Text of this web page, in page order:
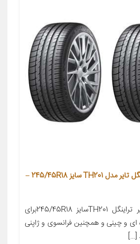
لاستیک خودرو تراینگل تایر مدل TH201 سایز 245/45R18 –
معرفی محصول تایر تراینگل TH201سایز 245/45R18برای
ای و چینی و همچنین فرانسوی و ژاپنی
[…]